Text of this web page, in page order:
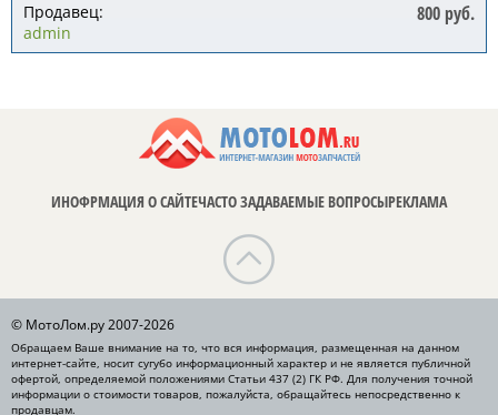
800 руб.
Продавец:
admin
ИНОФРМАЦИЯ О САЙТЕЧАСТО ЗАДАВАЕМЫЕ ВОПРОСЫРЕКЛАМА
© МотоЛом.ру 2007-2026
Обращаем Ваше внимание на то, что вся информация, размещенная на данном
интернет-сайте, носит сугубо информационный характер и не является публичной
офертой, определяемой положениями Статьи 437 (2) ГК РФ. Для получения точной
информации о стоимости товаров, пожалуйста, обращайтесь непосредственно к
продавцам.